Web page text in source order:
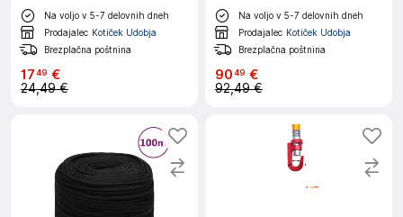
Na voljo v 5-7 delovnih dneh
Prodajalec Kotiček Udobja
Brezplačna poštnina
1749 €
24,49 €
Na voljo v 5-7 delovnih dneh
Prodajalec Kotiček Udobja
Brezplačna poštnina
9049 €
92,49 €